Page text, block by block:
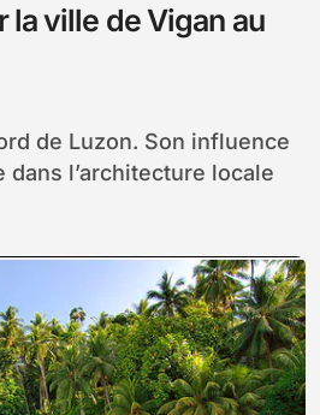
la ville de Vigan au
l’architecture locale